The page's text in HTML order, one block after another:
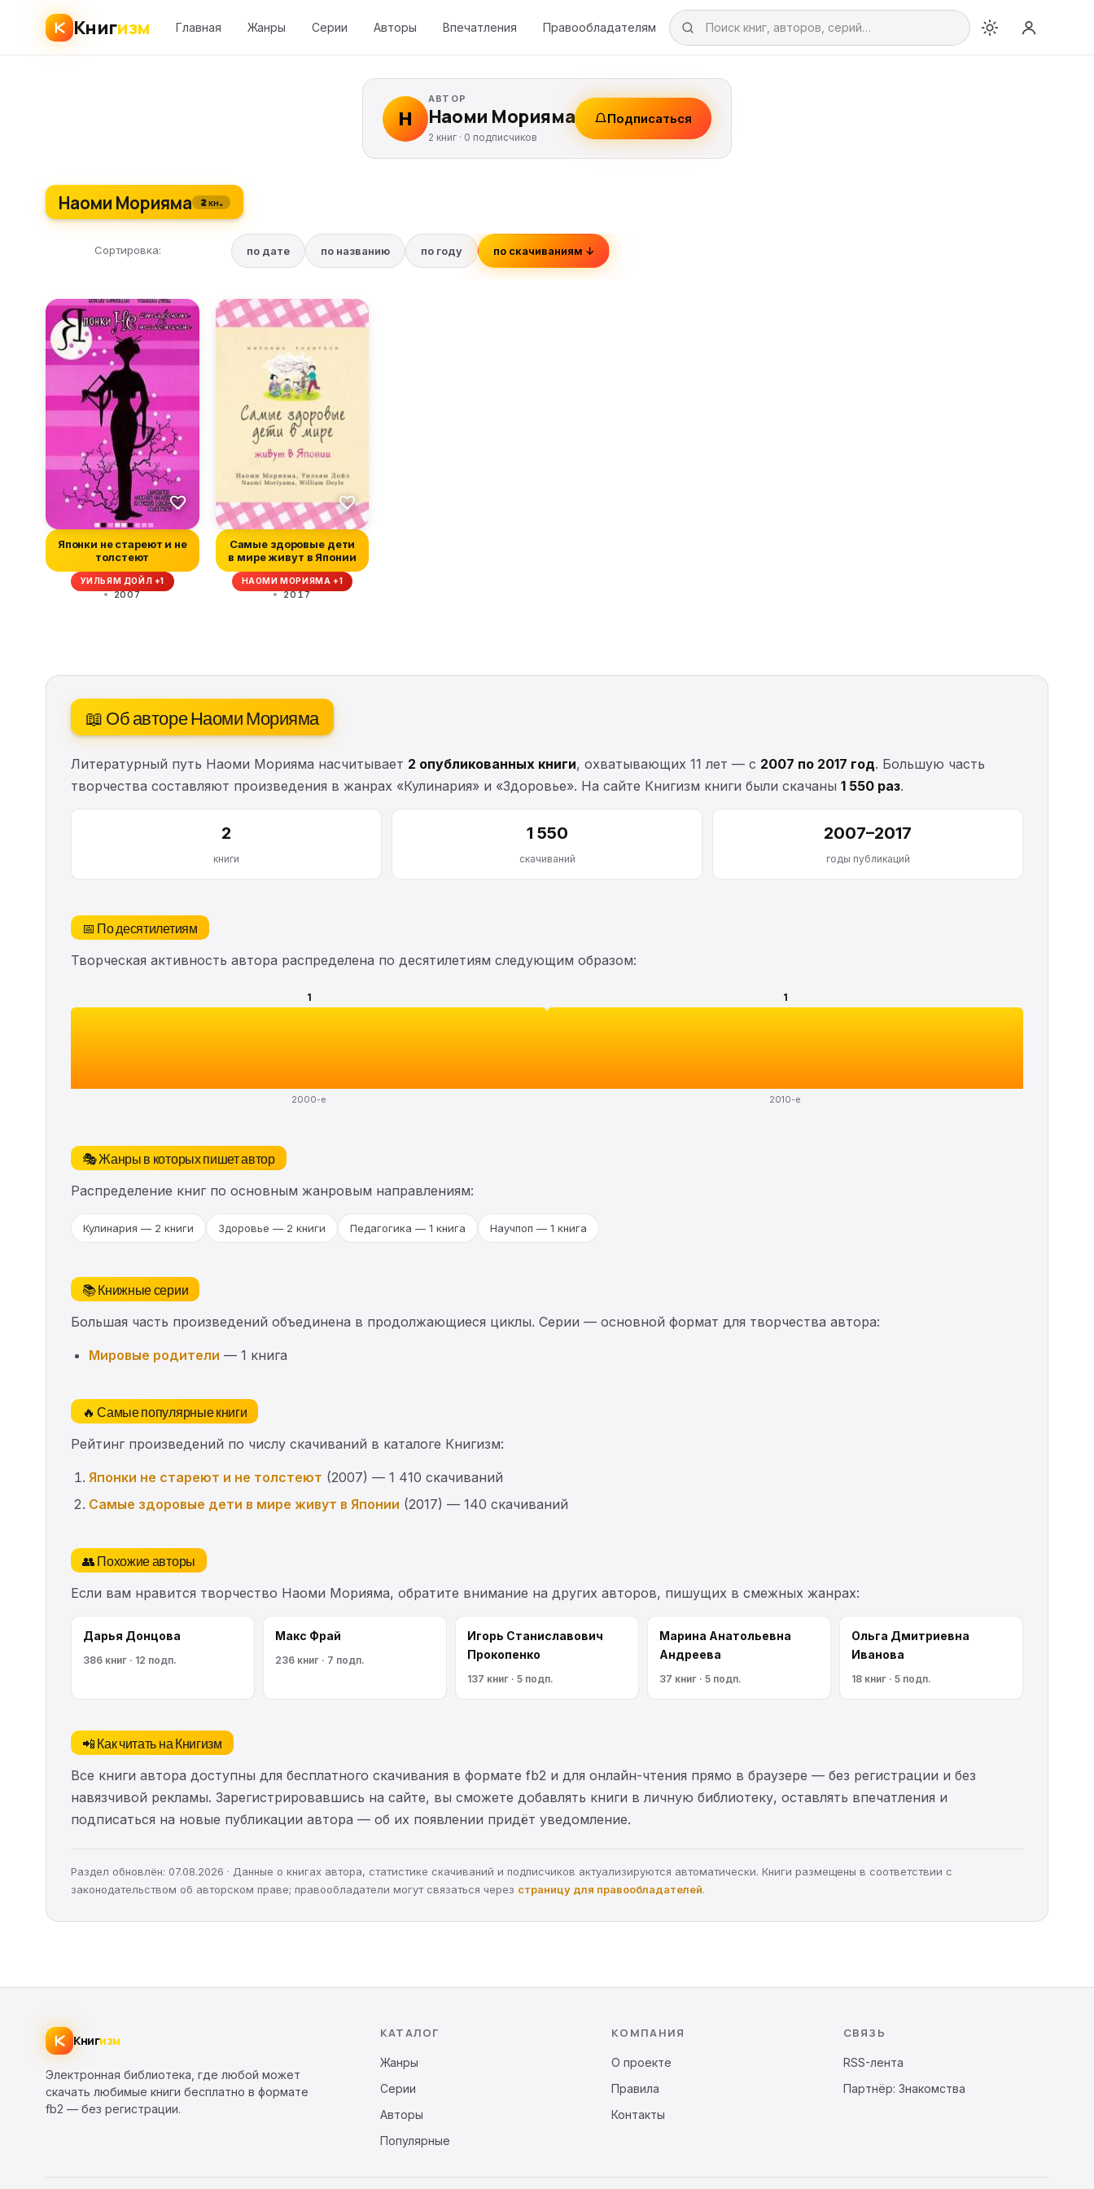
Книгизм Главная Жанры Серии Авторы Впечатления Правообладателям
Н
АВТОР
Наоми Морияма
2 книг · 0 подписчиков
Подписаться
Наоми Морияма 2 кн.
Сортировка: по дате по названию по году по скачиваниям ↓
Японки не стареют и не
толстеют
УИЛЬЯМ ДОЙЛ +1
2007
Самые здоровые дети
в мире живут в Японии
НАОМИ МОРИЯМА +1
2017
📖 Об авторе Наоми Морияма
Литературный путь Наоми Морияма насчитывает 2 опубликованных книги, охватывающих 11 лет — с 2007 по 2017 год. Большую часть
творчества составляют произведения в жанрах «Кулинария» и «Здоровье». На сайте Книгизм книги были скачаны 1 550 раз.
2
книги
1 550
скачиваний
2007–2017
годы публикаций
📅 По десятилетиям
Творческая активность автора распределена по десятилетиям следующим образом:
1
2000-е
1
2010-е
🎭 Жанры в которых пишет автор
Распределение книг по основным жанровым направлениям:
Кулинария — 2 книги Здоровье — 2 книги Педагогика — 1 книга Научпоп — 1 книга
📚 Книжные серии
Большая часть произведений объединена в продолжающиеся циклы. Серии — основной формат для творчества автора:
Мировые родители — 1 книга
🔥 Самые популярные книги
Рейтинг произведений по числу скачиваний в каталоге Книгизм:
Японки не стареют и не толстеют (2007) — 1 410 скачиваний
Самые здоровые дети в мире живут в Японии (2017) — 140 скачиваний
👥 Похожие авторы
Если вам нравится творчество Наоми Морияма, обратите внимание на других авторов, пишущих в смежных жанрах:
Дарья Донцова
386 книг · 12 подп.
Макс Фрай
236 книг · 7 подп.
Игорь Станиславович
Прокопенко
137 книг · 5 подп.
Марина Анатольевна
Андреева
37 книг · 5 подп.
Ольга Дмитриевна
Иванова
18 книг · 5 подп.
📲 Как читать на Книгизм
Все книги автора доступны для бесплатного скачивания в формате fb2 и для онлайн-чтения прямо в браузере — без регистрации и без
навязчивой рекламы. Зарегистрировавшись на сайте, вы сможете добавлять книги в личную библиотеку, оставлять впечатления и
подписаться на новые публикации автора — об их появлении придёт уведомление.
Раздел обновлён: 07.08.2026 · Данные о книгах автора, статистике скачиваний и подписчиков актуализируются автоматически. Книги размещены в соответствии с
законодательством об авторском праве; правообладатели могут связаться через страницу для правообладателей.
Книгизм
Электронная библиотека, где любой может
скачать любимые книги бесплатно в формате
fb2 — без регистрации.
КАТАЛОГ
Жанры
Серии
Авторы
Популярные
КОМПАНИЯ
О проекте
Правила
Контакты
СВЯЗЬ
RSS-лента
Партнёр: Знакомства